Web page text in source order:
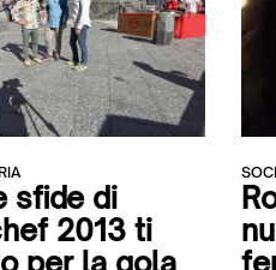
sfide di
2013 ti